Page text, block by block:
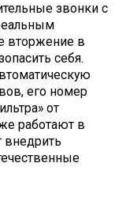
звонки с
вторжение в
себя.
его номер
от
работают в
внедрить